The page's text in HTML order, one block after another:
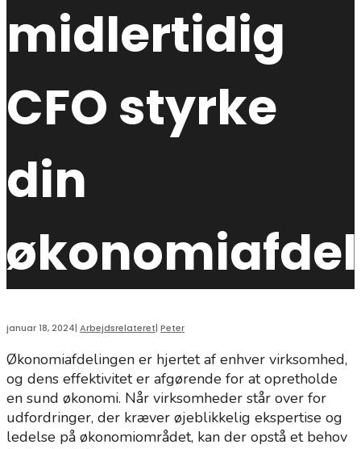
midlertidig
CFO styrke
din
januar 18, 2024| Arbejdsrelateret| Peter
Økonomiafdelingen er hjertet af enhver virksomhed,
og dens effektivitet er afgørende for at opretholde
en sund økonomi. Når virksomheder står over for
udfordringer, der kræver øjeblikkelig ekspertise og
ledelse på økonomiområdet, kan der opstå et behov